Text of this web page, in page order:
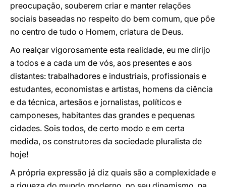
preocupação, souberem criar e manter relações
sociais baseadas no respeito do bem comum, que põe
no centro de tudo o Homem, criatura de Deus.
Ao realçar vigorosamente esta realidade, eu me dirijo
a todos e a cada um de vós, aos presentes e aos
distantes: trabalhadores e industriais, profissionais e
estudantes, economistas e artistas, homens da ciência
e da técnica, artesãos e jornalistas, políticos e
camponeses, habitantes das grandes e pequenas
cidades. Sois todos, de certo modo e em certa
medida, os construtores da sociedade pluralista de
hoje!
A própria expressão já diz quais são a complexidade e